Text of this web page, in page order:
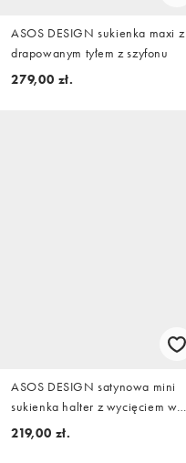
ASOS DESIGN sukienka maxi z
drapowanym tyłem z szyfonu
279,00 zł.
ASOS DESIGN satynowa mini
sukienka halter z wycięciem w
kształcie łezki we wzór w kropki
219,00 zł.